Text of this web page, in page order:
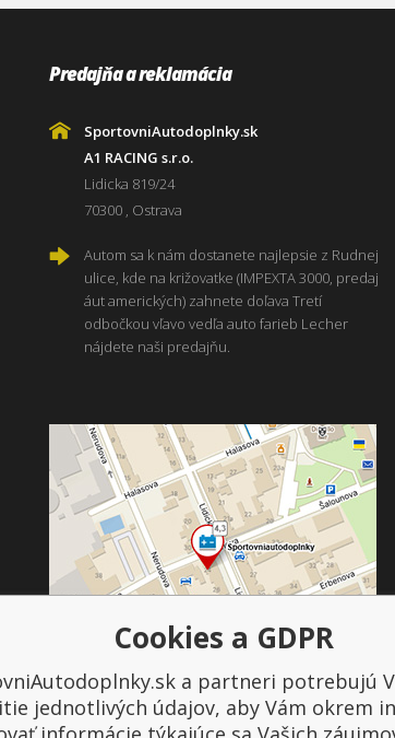
Predajňa a reklamácia
SportovniAutodoplnky.sk
A1 RACING s.r.o.
Lidicka 819/24
70300 , Ostrava
Autom sa k nám dostanete najlepsie z Rudnej
ulice, kde na križovatke (IMPEXTA 3000, predaj
áut amerických) zahnete doľava Tretí
odbočkou vľavo vedľa auto farieb Lecher
nájdete naši predajňu.
Platba a doprava
Cookies a GDPR
a partneri potrebujú
jednotlivých údajov, aby Vám okrem